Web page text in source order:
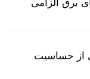
برق الزامی
از حساسیت